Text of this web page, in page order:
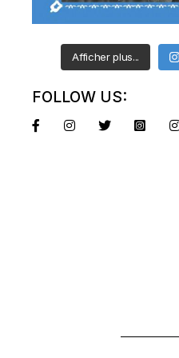
Afficher plus...
FOLLOW US: